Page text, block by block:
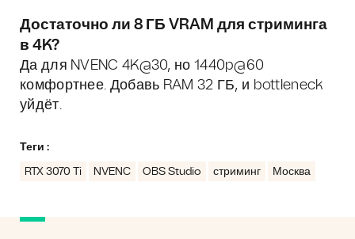
Достаточно ли 8 ГБ VRAM для стриминга
в 4K?
Да для NVENC 4K@30, но 1440p@60
комфортнее. Добавь RAM 32 ГБ, и bottleneck
уйдёт.
Теги :
RTX 3070 Ti NVENC OBS Studio стриминг Москва